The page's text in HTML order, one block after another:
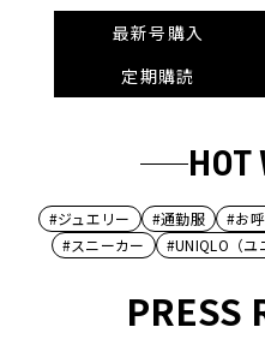
最新号購入
定期購読
HOT
#ジュエリー #通勤服 #お
#スニーカー
#UNIQLO（ユ
PRESS